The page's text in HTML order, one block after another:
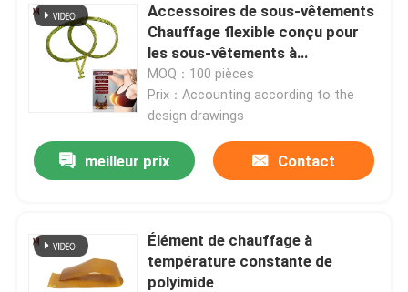
Accessoires de sous-vêtements
Chauffage flexible conçu pour
les sous-vêtements à
température constante
MOQ：100 pièces
Prix：Accounting according to the
design drawings
meilleur prix Contact
Élément de chauffage à
température constante de
polyimide